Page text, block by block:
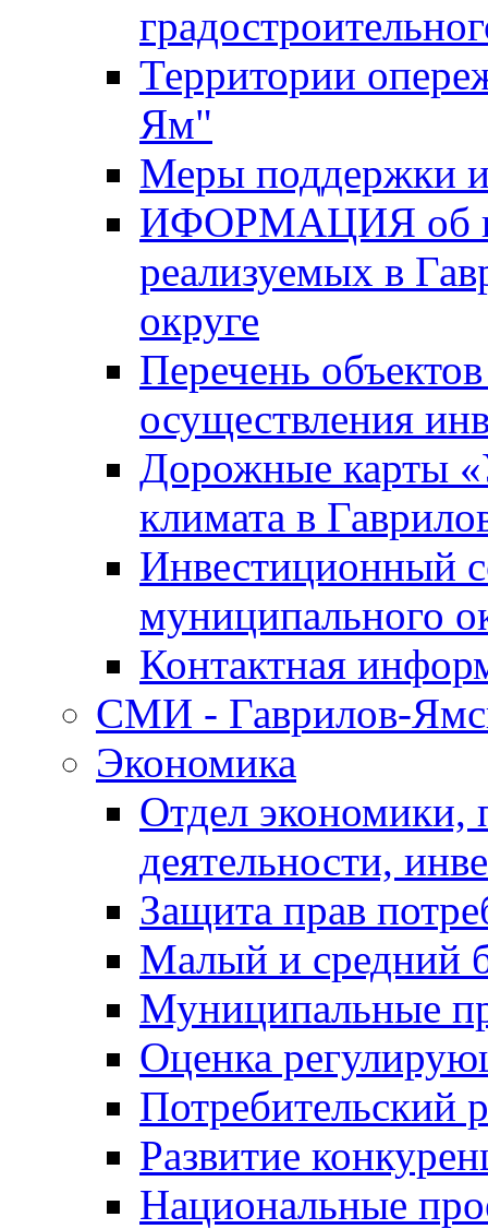
Территории
Ям"
Меры поддержки
ИФОРМАЦИЯ об
реализуемых в
округе
Перечень
осуществления
Дорожные карты
климата в
Инвестиционный
муниципального
Контактная
СМИ - Гаврилов-
Экономика
Отдел экономики,
деятельности,
Защита прав
Малый и средний
Муниципальные
Оценка
Потребительский
Развитие
Национальные